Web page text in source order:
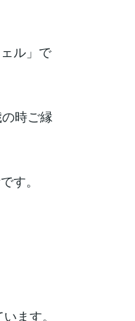
ル」で
時ご縁
す。
ます。